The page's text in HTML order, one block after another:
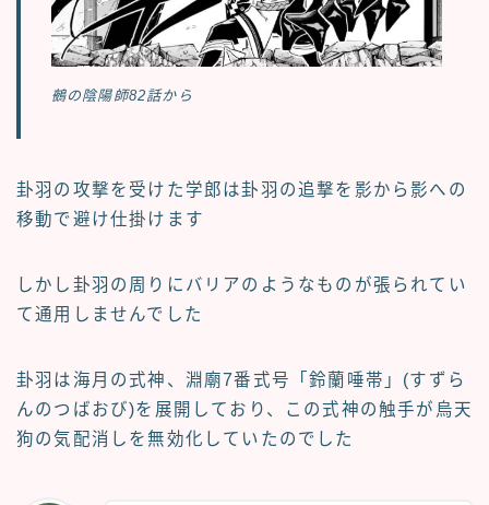
鵺の陰陽師82話から
卦羽の攻撃を受けた学郎は卦羽の追撃を影から影への
移動で避け仕掛けます
しかし卦羽の周りにバリアのようなものが張られてい
て通用しませんでした
卦羽は海月の式神、淵廟7番式号「鈴蘭唾帯」(すずら
んのつばおび)を展開しており、この式神の触手が烏天
狗の気配消しを無効化していたのでした